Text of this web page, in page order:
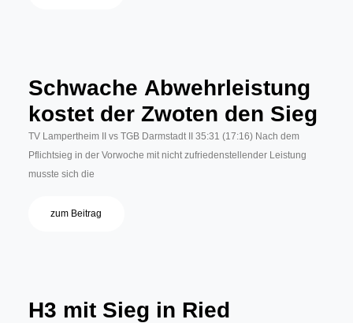
Schwache Abwehrleistung
kostet der Zwoten den Sieg
TV Lampertheim II vs TGB Darmstadt II 35:31 (17:16) Nach dem
Pflichtsieg in der Vorwoche mit nicht zufriedenstellender Leistung
musste sich die
zum Beitrag
H3 mit Sieg in Ried